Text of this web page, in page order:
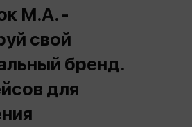
М.А. -
свой
бренд.
для